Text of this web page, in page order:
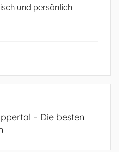
und persönlich
– Die besten